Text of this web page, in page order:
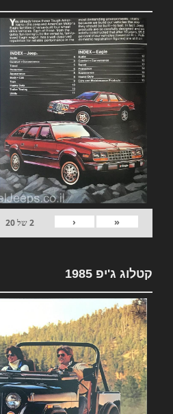
«
‹
2של20
קטלוג ג'יפ 1985